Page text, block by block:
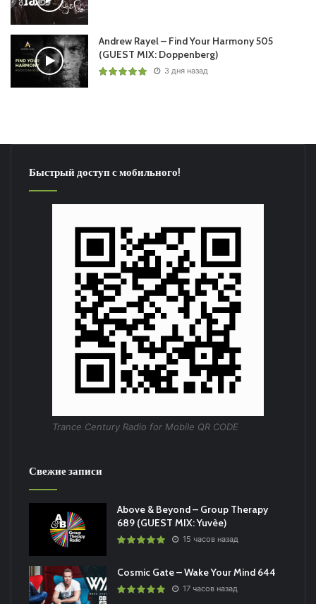
Andrew Rayel – Find Your Harmony 505
(GUEST MIX: Doppenberg)
3 дня назад
Быстрый доступ с мобильного!
Trance Century Radio for Mobile QR CODE
Свежие записи
Above & Beyond – Group Therapy
689 (GUEST MIX: Yuvèe)
15 часов назад
Cosmic Gate – Wake Your Mind 644
17 часов назад